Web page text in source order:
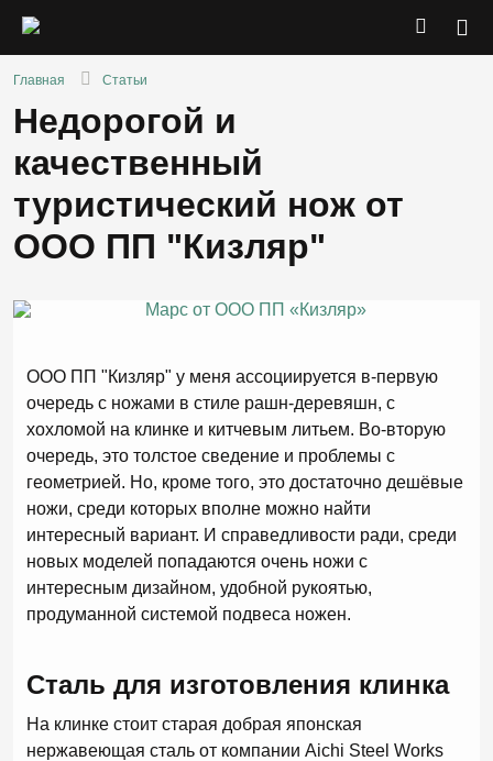
Главная Статьи
Недорогой и
качественный
туристический нож от
ООО ПП "Кизляр"
ООО ПП "Кизляр" у меня ассоциируется в-первую
очередь с ножами в стиле рашн-деревяшн, с
хохломой на клинке и китчевым литьем. Во-вторую
очередь, это толстое сведение и проблемы с
геометрией. Но, кроме того, это достаточно дешёвые
ножи, среди которых вполне можно найти
интересный вариант. И справедливости ради, среди
новых моделей попадаются очень ножи с
интересным дизайном, удобной рукоятью,
продуманной системой подвеса ножен.
Сталь для изготовления клинка
На клинке стоит старая добрая японская
нержавеющая сталь от компании Aichi Steel Works